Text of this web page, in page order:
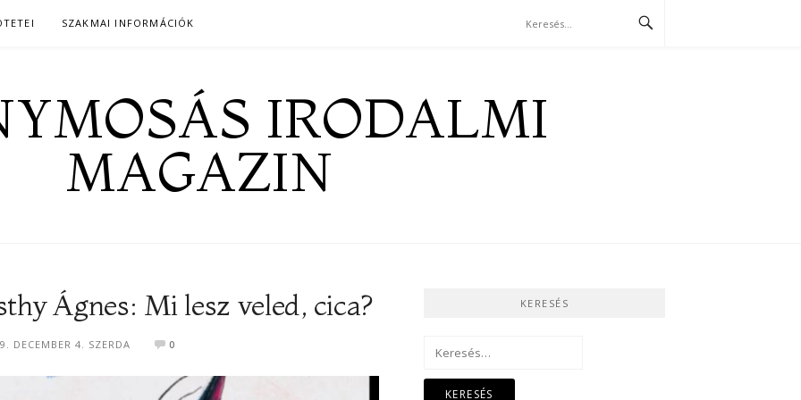
SZAKMAI INFORMÁCIÓK
IRODALMI
MAGAZIN
Ágnes: Mi lesz veled, cica?
DECEMBER 4. SZERDA 0
KERESÉS
Keresés: